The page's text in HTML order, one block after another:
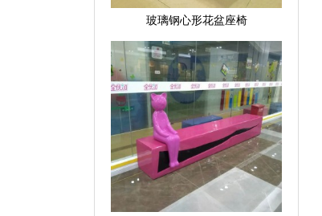
玻璃钢心形花盆座椅